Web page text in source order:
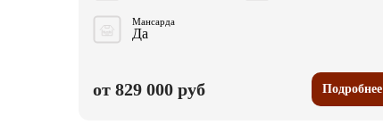
Мансарда
Да
от 829 000 руб Подробнее